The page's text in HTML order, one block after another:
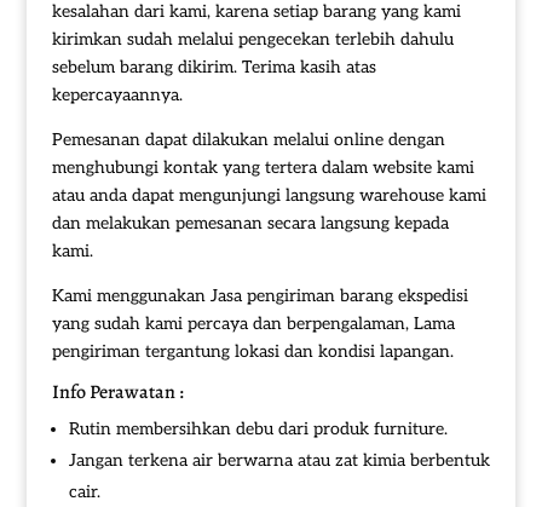
kesalahan dari kami, karena setiap barang yang kami
kirimkan sudah melalui pengecekan terlebih dahulu
sebelum barang dikirim. Terima kasih atas
kepercayaannya.
Pemesanan dapat dilakukan melalui online dengan
menghubungi kontak yang tertera dalam website kami
atau anda dapat mengunjungi langsung warehouse kami
dan melakukan pemesanan secara langsung kepada
kami.
Kami menggunakan Jasa pengiriman barang ekspedisi
yang sudah kami percaya dan berpengalaman, Lama
pengiriman tergantung lokasi dan kondisi lapangan.
Info Perawatan :
Rutin membersihkan debu dari produk furniture.
Jangan terkena air berwarna atau zat kimia berbentuk
cair.